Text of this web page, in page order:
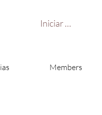
Iniciar sesión
Members